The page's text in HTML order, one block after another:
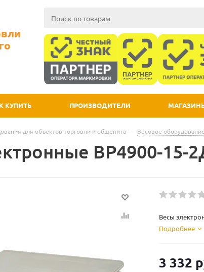
КУПИТЬ ПРОИЗВОДИТЕЛИ
для объектов торговли и общепита - Весовое оборудование
ВР4900-15-
Весы
Подробнее
3 332